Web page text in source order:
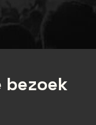
bezoek